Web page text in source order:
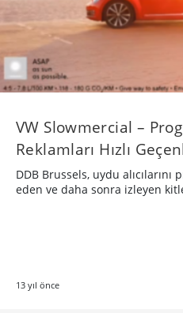
VW Slowmercial –
Reklamları Hızlı
DDB Brussels, uydu
eden ve daha sonra izleyen
13 yıl önce